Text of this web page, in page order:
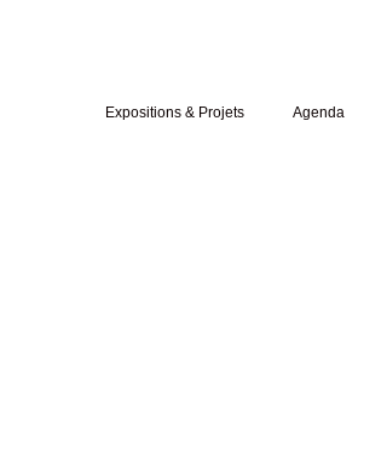
Expositions & Projets Agenda